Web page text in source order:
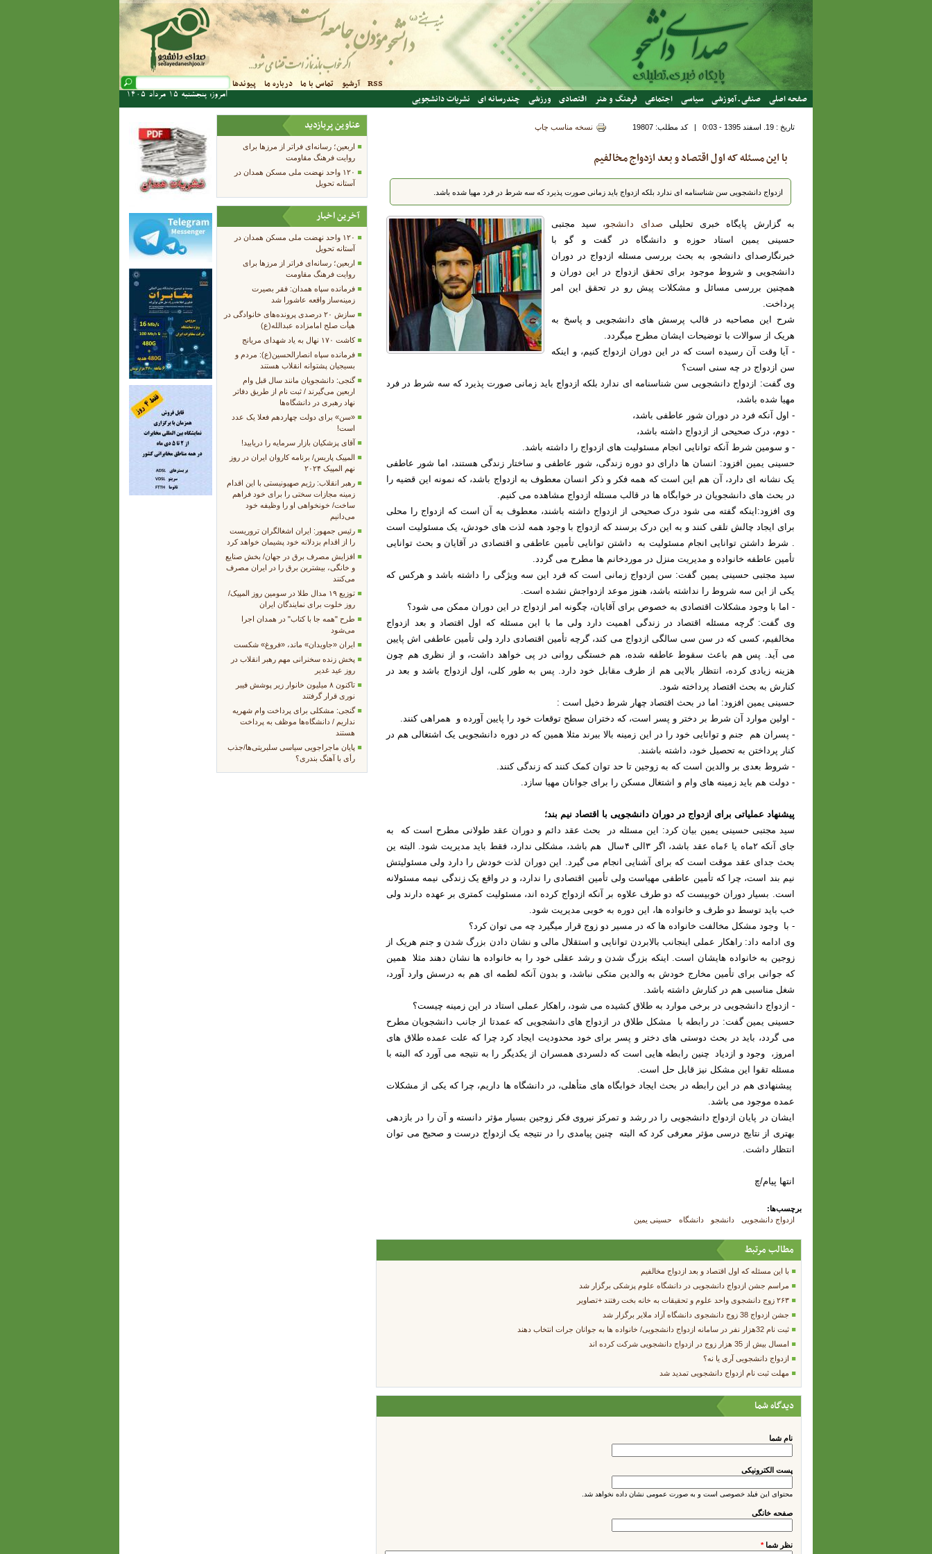
فرم جستجو
جستجو RSS آرشیو تماس با ما درباره ما پیوندها
صفحه اصلی صنفی ـ آموزشی سیاسی اجتماعی فرهنگ و هنر اقتصادی ورزشی چندرسانه ای نشریات دانشجویی امروز: پنجشنبه 15 مرداد 1405
تاریخ : 19. اسفند 1395 - 0:03 |کد مطلب:19807 نسخه مناسب چاپ
با این مسئله که اول اقتصاد و بعد ازدواج مخالفیم
ازدواج دانشجویی سن شناسنامه ای ندارد بلکه ازدواج باید زمانی صورت پذیرد که سه شرط در فرد مهیا شده باشد.
به گزارش پایگاه خبری تحلیلی صدای دانشجو، سید مجتبی
حسینی یمین استاد حوزه و دانشگاه در گفت و گو با
خبرنگارصدای دانشجو‌، به بحث بررسی مسئله ازدواج در دوران
دانشجویی و شروط موجود برای تحقق ازدواج در این دوران و
همچنین بررسی مسائل و مشکلات پیش رو در تحقق این امر
پرداخت.
شرح این مصاحبه در قالب پرسش های دانشجویی و پاسخ به
هریک از سوالات با توضیحات ایشان مطرح میگردد.
- آیا وقت آن رسیده است که در این دوران ازدواج کنیم، و اینکه
سن ازدواج در چه سنی است؟
وی گفت: ازدواج دانشجویی سن شناسنامه ای ندارد بلکه ازدواج باید زمانی صورت پذیرد که سه شرط در فرد
مهیا شده باشد،
- اول آنکه فرد در دوران شور عاطفی باشد،
- دوم، درک صحیحی از ازدواج داشته باشد،
- و سومین شرط آنکه توانایی انجام مسئولیت های ازدواج را داشته باشد.
حسینی یمین افزود: انسان ها دارای دو دوره زندگی، شور عاطفی و ساختار زندگی هستند، اما شور عاطفی
یک نشانه ای دارد، آن هم این است که همه فکر و ذکر انسان معطوف به ازدواج باشد، که نمونه این قضیه را
در بحث های دانشجویان در خوابگاه ها در قالب مسئله ازدواج مشاهده می کنیم.
وی افزود:اینکه گفته می شود درک صحیحی از ازدواج داشته باشند، معطوف به آن است که ازدواج را محلی
برای ایجاد چالش تلقی کنند و به این درک برسند که ازدواج با وجود همه لذت های خودش، یک مسئولیت است
. شرط داشتن توانایی انجام مسئولیت به داشتن توانایی تأمین عاطفی و اقتصادی در آقایان و بحث توانایی
تأمین عاطفه خانواده و مدیریت منزل در موردخانم ها مطرح می گردد.
سید مجتبی حسینی یمین گفت: سن ازدواج زمانی است که فرد این سه ویژگی را داشته باشد و هرکس که
یکی از این سه شروط را نداشته باشد، هنوز موعد ازدواجش نشده است.
- اما با وجود مشکلات اقتصادی به خصوص برای آقایان، چگونه امر ازدواج در این دوران ممکن می شود؟
وی گفت: گرچه مسئله اقتصاد در زندگی اهمیت دارد ولی ما با این مسئله که اول اقتصاد و بعد ازدواج
مخالفیم، کسی که در سن سی سالگی ازدواج می کند، گرچه تأمین اقتصادی دارد ولی تأمین عاطفی اش پایین
می آید. پس هم باعث سقوط عاطفه شده، هم خستگی روانی در پی خواهد داشت، و از نظری هم چون
هزینه زیادی کرده، انتظار بالایی هم از طرف مقابل خود دارد. پس به طور کلی، اول ازدواج باشد و بعد در
کنارش به بحث اقتصاد پرداخته شود.
حسینی یمین افزود: اما در بحث اقتصاد چهار شرط دخیل است :
- اولین موارد آن شرط بر دختر و پسر است، که دختران سطح توقعات خود را پایین آورده و همراهی کنند.
- پسران هم جنم و توانایی خود را در این زمینه بالا ببرند مثلا همین که در دوره دانشجویی یک اشتغالی هم در
کنار پرداختن به تحصیل خود، داشته باشند.
- شروط بعدی بر والدین است که به زوجین تا حد توان کمک کنند که زندگی کنند.
- دولت هم باید زمینه های وام و اشتغال مسکن را برای جوانان مهیا سازد.
پیشنهاد عملیاتی برای ازدواج در دوران دانشجویی با اقتصاد نیم بند؛
سید مجتبی حسینی یمین بیان کرد: این مسئله در بحث عقد دائم و دوران عقد طولانی مطرح است که به
جای آنکه ۲ماه یا ۶ماه عقد باشد، اگر ۳الی ۴سال هم باشد، مشکلی ندارد، فقط باید مدیریت شود. البته ین
بحث جدای عقد موقت است که برای آشنایی انجام می گیرد. این دوران لذت خودش را دارد ولی مسئولیتش
نیم بند است، چرا که تأمین عاطفی مهیاست ولی تأمین اقتصادی را ندارد، و در واقع یک زندگی نیمه مسئولانه
است. بسیار دوران خوبیست که دو طرف علاوه بر آنکه ازدواج کرده اند، مسئولیت کمتری بر عهده دارند ولی
خب باید توسط دو طرف و خانواده ها، این دوره به خوبی مدیریت شود.
- با وجود مشکل مخالفت خانواده ها که در مسیر دو زوج قرار میگیرد چه می توان کرد؟
وی ادامه داد: راهکار عملی اینجانب بالابردن توانایی و استقلال مالی و نشان دادن بزرگ شدن و جنم هریک از
زوجین به خانواده هایشان است. اینکه بزرگ شدن و رشد عقلی خود را به خانواده ها نشان دهند مثلا همین
که جوانی برای تأمین مخارج خودش به والدین متکی نباشد، و بدون آنکه لطمه ای هم به درسش وارد آورد،
شغل مناسبی هم در کنارش داشته باشد.
- ازدواج دانشجویی در برخی موارد به طلاق کشیده می شود، راهکار عملی استاد در این زمینه چیست؟
حسینی یمین گفت: در رابطه با مشکل طلاق در ازدواج های دانشجویی که عمدتا از جانب دانشجویان مطرح
می گردد، باید در بحث دوستی های دختر و پسر برای خود محدودیت ایجاد کرد چرا که علت عمده طلاق های
امروز، وجود و ازدیاد چنین رابطه هایی است که دلسردی همسران از یکدیگر را به نتیجه می آورد که البته با
مسئله تقوا این مشکل نیز قابل حل است.
پیشنهادی هم در این رابطه در بحث ایجاد خوابگاه های متأهلی، در دانشگاه ها داریم، چرا که یکی از مشکلات
عمده موجود می باشد.
ایشان در پایان ازدواج دانشجویی را در رشد و تمرکز نیروی فکر زوجین بسیار مؤثر دانسته و آن را در بازدهی
بهتری از نتایج درسی مؤثر معرفی کرد که البته چنین پیامدی را در نتیجه یک ازدواج درست و صحیح می توان
انتظار داشت.
انتها پیام/چ
برچسب‌ها:
ازدواج دانشجویی
دانشجو دانشگاه حسینی یمین
مطالب مرتبط
با این مسئله که اول اقتصاد و بعد ازدواج مخالفیم
مراسم جشن ازدواج دانشجویی در دانشگاه علوم پزشکی برگزار شد
۲۶۳ زوج دانشجوی واحد علوم و تحقیقات به خانه بخت رفتند +تصاویر
جشن ازدواج 38 زوج دانشجوی دانشگاه آزاد ملایر برگزار شد
ثبت نام 32هزار نفر در سامانه ازدواج دانشجویی/ خانواده‌ ها به جوانان جرات انتخاب دهند
امسال بیش از 35 هزار زوج در ازدواج دانشجویی شرکت کرده اند
ازدواج دانشجویی آری یا نه؟
مهلت ثبت نام ازدواج دانشجویی تمدید شد
دیدگاه شما
نام شما
پست الکترونیکی
محتوای این فیلد خصوصی است و به صورت عمومی نشان داده نخواهد شد.
صفحه خانگی
نظر شما*
عناوین پربازدید
اربعین؛ رسانه‌ای فراتر از مرزها برای
روایت فرهنگ مقاومت
۱۲۰ واحد نهضت ملی مسکن همدان در
آستانه تحویل
آخرین اخبار
۱۲۰ واحد نهضت ملی مسکن همدان در
آستانه تحویل
اربعین؛ رسانه‌ای فراتر از مرزها برای
روایت فرهنگ مقاومت
فرمانده سپاه همدان: فقر بصیرت
زمینه‌ساز واقعه عاشورا شد
سازش ۲۰ درصدی پرونده‌های خانوادگی در
هیأت صلح امامزاده عبدالله(ع)
کاشت ۱۷۰ نهال به یاد شهدای مریانج
فرمانده سپاه انصارالحسین(ع): مردم و
بسیجیان پشتوانه انقلاب هستند
گنجی: دانشجویان مانند سال قبل وام
اربعین می‌گیرند / ثبت نام از طریق دفاتر
نهاد رهبری در دانشگاه‌ها
«سن» برای دولت چهاردهم فعلا یک عدد
است!
آقای پزشکیان بازار سرمایه را دریابید!
المپیک پاریس/ برنامه کاروان ایران در روز
نهم المپیک ۲۰۲۴
رهبر انقلاب: رژیم صهیونیستی با این اقدام
زمینه‌ مجازات سختی را برای خود فراهم
ساخت/ خونخواهی او را وظیفه خود
می‌دانیم
رئیس جمهور: ایران اشغالگران تروریست
را از اقدام بزدلانه خود پشیمان خواهد کرد
افزایش مصرف برق در جهان/ بخش صنایع
و خانگی، بیشترین برق را در ایران مصرف
می‌کنند
توزیع ۱۹ مدال طلا در سومین روز المپیک/
روز خلوت برای نمایندگان ایران
طرح "همه جا با کتاب" در همدان اجرا
می‌شود
ایران «جاویدان» ماند، «فروغ» شکست
پخش زنده سخنرانی مهم رهبر انقلاب در
روز عید غدیر
تاکنون ۸ میلیون خانوار زیر پوشش فیبر
نوری قرار گرفتند
گنجی: مشکلی برای پرداخت وام شهریه
نداریم / دانشگاه‌ها موظف به پرداخت
هستند
پایان ماجراجویی سیاسی سلبریتی‌ها/جذب
رأی با آهنگ بندری؟